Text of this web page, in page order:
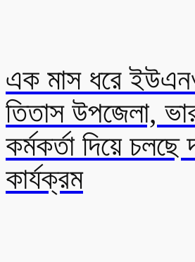
এক মাস ধরে
তিতাস উপজেলা,
কর্মকর্তা দিয়ে চলছে
কার্যক্রম